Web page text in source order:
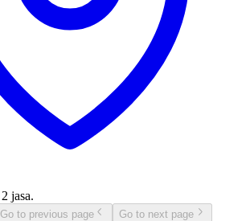
2 jasa.
Go to previous page
Go to next page